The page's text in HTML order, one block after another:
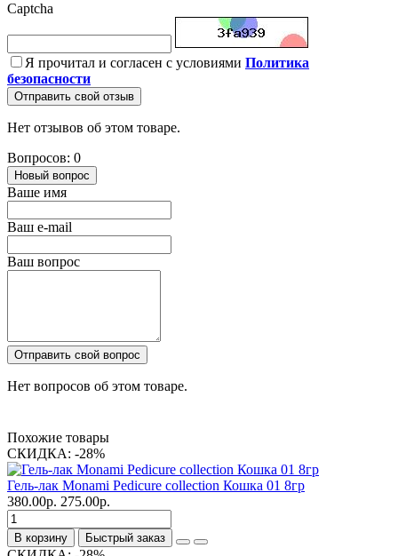
Captcha
Я прочитал и согласен с условиями Политика
безопасности
Отправить свой отзыв
Нет отзывов об этом товаре.
Вопросов: 0
Новый вопрос
Ваше имя
Ваш e-mail
Ваш вопрос
Отправить свой вопрос
Нет вопросов об этом товаре.
Похожие товары
СКИДКА: -28%
Гель-лак Monami Pedicure collection Кошка 01 8гр
380.00р. 275.00р.
В корзину Быстрый заказ